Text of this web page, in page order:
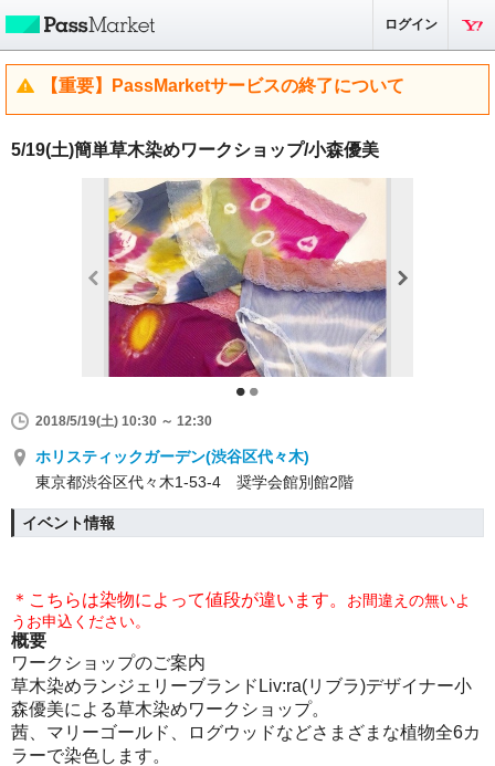
ログイン
【重要】PassMarketサービスの終了について
5/19(土)簡単草木染めワークショップ/小森優美
2018/5/19(土) 10:30 ～ 12:30
ホリスティックガーデン(渋谷区代々木)
東京都渋谷区代々木1-53-4 奨学会館別館2階
イベント情報
＊こちらは染物によって値段が違います。 お間違えの無いよ
うお申込ください。
概要
ワークショップのご案内
草木染めランジェリーブランドLiv:ra(リブラ)デザイナー小
森優美による草木染めワークショップ。
茜、マリーゴールド、ログウッドなどさまざまな植物全6カ
ラーで染色します。